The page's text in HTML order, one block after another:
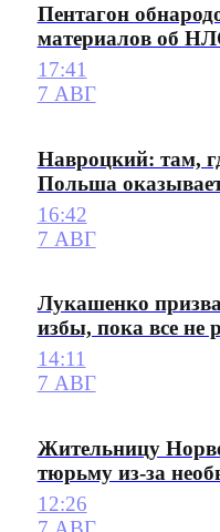
Пентагон
материалов об
17:41
7 АВГ
Навроцкий: там,
Польша
16:42
7 АВГ
Лукашенко
избы, пока все не
14:11
7 АВГ
Жительницу
тюрьму из-за
12:26